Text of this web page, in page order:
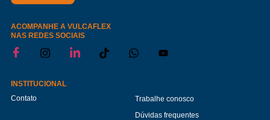
ACOMPANHE A VULCAFLEX
NAS REDES SOCIAIS
INSTITUCIONAL
Contato
Trabalhe conosco
Dúvidas frequentes